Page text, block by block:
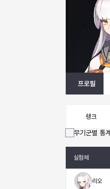
프로필
랭크
무기군별 통계
실험체
리오